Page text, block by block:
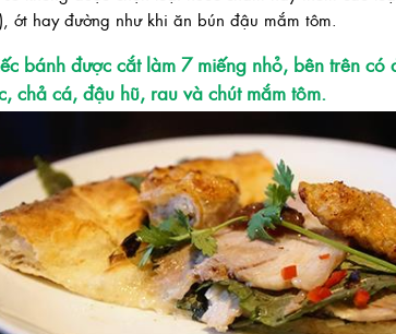
ớt hay đường như khi ăn bún đậu mắm tôm.
bánh được cắt làm 7 miếng nhỏ, bên trên có
chả cá, đậu hũ, rau và chút mắm tôm.